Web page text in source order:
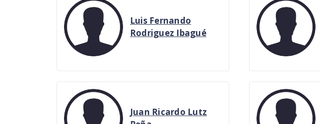
Luis Fernando
Rodriguez Ibagué
Juan Ricardo Lutz